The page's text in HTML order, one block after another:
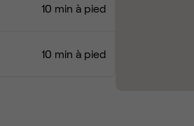
10 min à pied
10 min à pied